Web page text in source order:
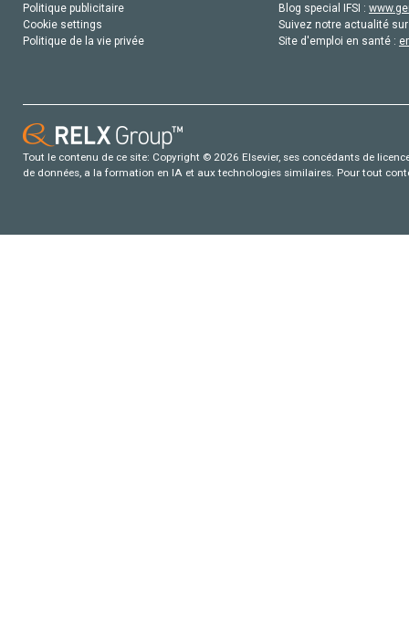
Politique publicitaire
Cookie settings
Politique de la vie privée
Blog special IFSI :
Suivez notre actualité
Site d'emploi en santé :
Tout le contenu de ce site: Copyright © 2026 Elsevier, ses concédants de
de données, a la formation en IA et aux technologies similaires. Pour tout